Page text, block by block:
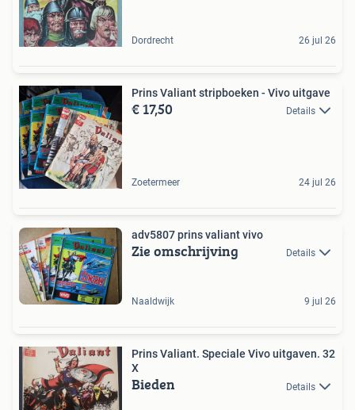
Dordrecht 26 jul 26
Prins Valiant stripboeken - Vivo uitgave
€ 17,50 Details
Zoetermeer 24 jul 26
adv5807 prins valiant vivo
Zie omschrijving Details
Naaldwijk 9 jul 26
Prins Valiant. Speciale Vivo uitgaven. 32
X
Bieden Details